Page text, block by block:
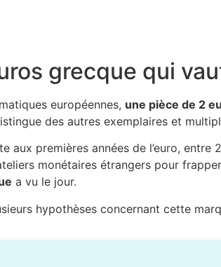
grecque qui
européennes, une pièce de 2
des autres exemplaires et
aux premières années de l’euro,
monétaires étrangers pour
a vu le jour.
hypothèses concernant cette